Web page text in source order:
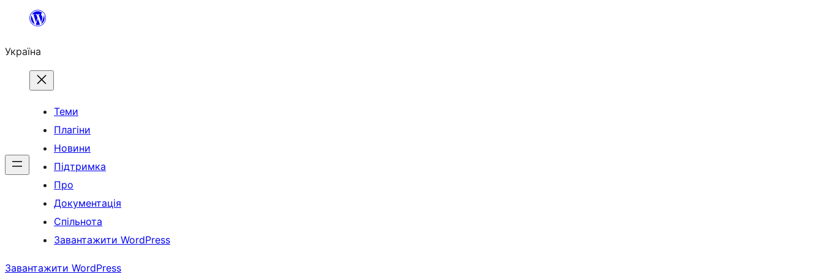
Перейти
вмісту
Україна
Теми
Плагіни
Новини
Підтримка
Про
Документація
Спільнота
Завантажити WordPress
Завантажити WordPress